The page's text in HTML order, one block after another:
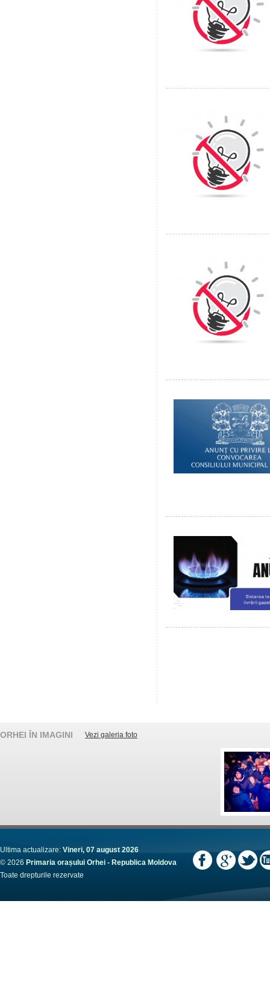
ORHEI ÎN IMAGINI Vezi galeria foto
Ultima actualizare: Vineri, 07 august 2026
© 2026 Primaria orașului Orhei - Republica Moldova
Toate drepturile rezervate